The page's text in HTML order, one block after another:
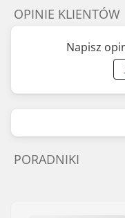
OPINIE KLIENTÓW
Napisz
PORADNIKI